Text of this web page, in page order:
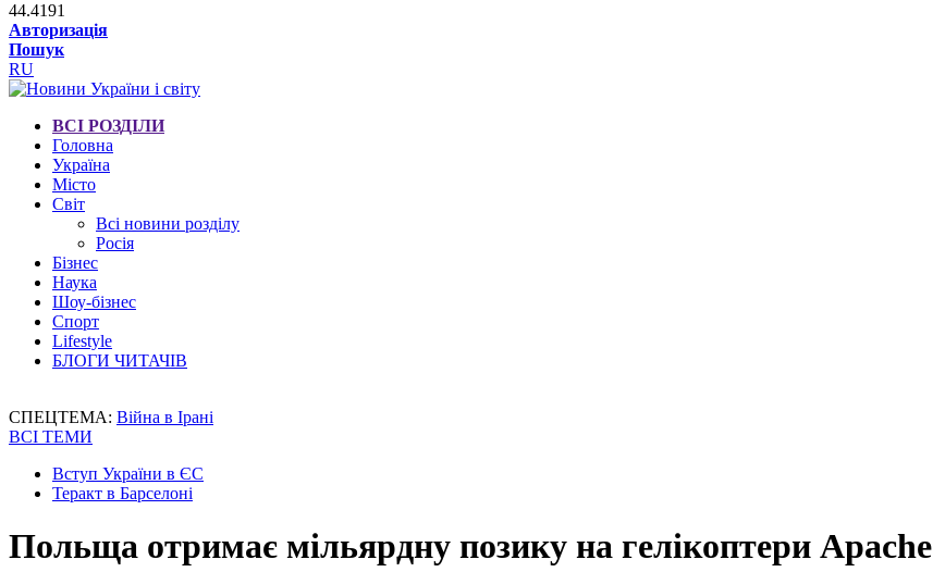
44.4191
Авторизація
Пошук
RU
ВСІ РОЗДІЛИ
Головна
Україна
Місто
Світ
Всі новини розділу
Росія
Бізнес
Наука
Шоу-бізнес
Спорт
Lifestyle
БЛОГИ ЧИТАЧІВ
СПЕЦТЕМА: Війна в Ірані
ВСІ ТЕМИ
Вступ України в ЄС
Теракт в Барселоні
Польща отримає мільярдну позику на гелікоптери Apache